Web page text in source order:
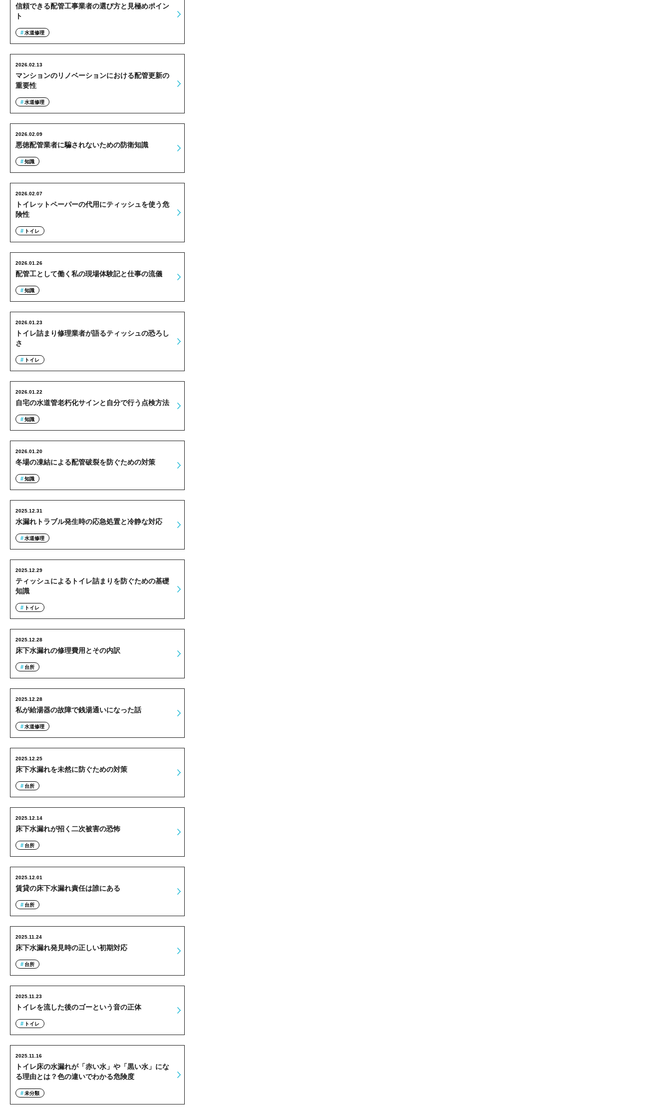
信頼できる配管工事業者の選び方と見極めポイン
ト
水道修理
マンションのリノベーションにおける配管更新の
重要性
2026.02.13
水道修理
悪徳配管業者に騙されないための防衛知識
2026.02.09
知識
トイレットペーパーの代用にティッシュを使う危
険性
2026.02.07
トイレ
配管工として働く私の現場体験記と仕事の流儀
2026.01.26
知識
トイレ詰まり修理業者が語るティッシュの恐ろし
さ
2026.01.23
トイレ
自宅の水道管老朽化サインと自分で行う点検方法
2026.01.22
知識
冬場の凍結による配管破裂を防ぐための対策
2026.01.20
知識
水漏れトラブル発生時の応急処置と冷静な対応
2025.12.31
水道修理
ティッシュによるトイレ詰まりを防ぐための基礎
知識
2025.12.29
トイレ
床下水漏れの修理費用とその内訳
2025.12.28
台所
私が給湯器の故障で銭湯通いになった話
2025.12.28
水道修理
床下水漏れを未然に防ぐための対策
2025.12.25
台所
床下水漏れが招く二次被害の恐怖
2025.12.14
台所
賃貸の床下水漏れ責任は誰にある
2025.12.01
台所
床下水漏れ発見時の正しい初期対応
2025.11.24
台所
トイレを流した後のゴーという音の正体
2025.11.23
トイレ
トイレ床の水漏れが「赤い水」や「黒い水」にな
る理由とは？色の違いでわかる危険度
2025.11.16
未分類